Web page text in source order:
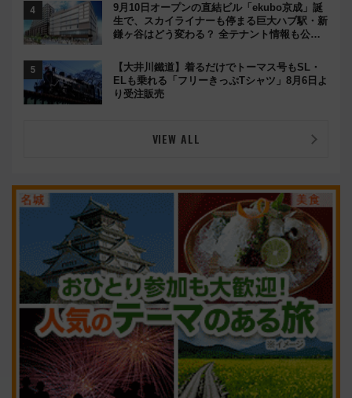
9月10日オープンの直結ビル「ekubo京成」誕
生で、スカイライナーも停まる巨大ハブ駅・新
鎌ヶ谷はどう変わる？ 全テナント情報も公
【大井川鐵道】着るだけでトーマス号もSL・
ELも乗れる「フリーきっぷTシャツ」8月6日よ
り受注販売
VIEW ALL